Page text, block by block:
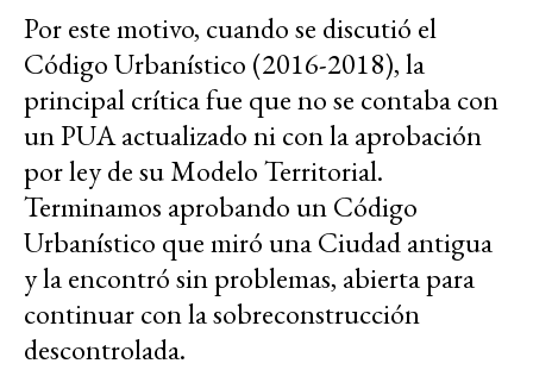
Por este motivo, cuando se discutió el
Código Urbanístico (2016-2018), la
principal crítica fue que no se contaba con
un PUA actualizado ni con la aprobación
por ley de su Modelo Territorial.
Terminamos aprobando un Código
Urbanístico que miró una Ciudad antigua
y la encontró sin problemas, abierta para
continuar con la sobreconstrucción
descontrolada.